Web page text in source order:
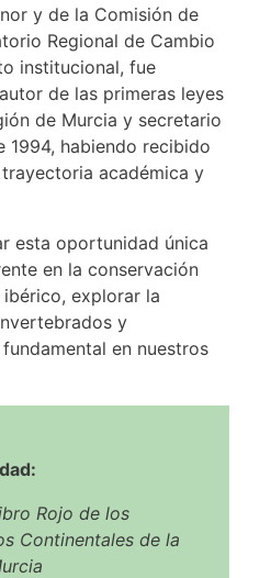
y de la Comisión de
Regional de Cambio
institucional, fue
de las primeras leyes
de Murcia y secretario
1994, habiendo recibido
académica y
esta oportunidad única
en la conservación
explorar la
y
en nuestros
Rojo de los
Continentales de la